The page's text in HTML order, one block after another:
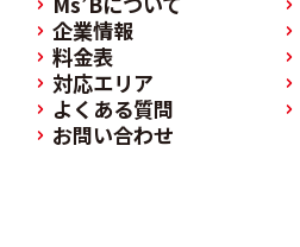
企業情報
料金表
対応エリア
よくある質問
お問い合わせ